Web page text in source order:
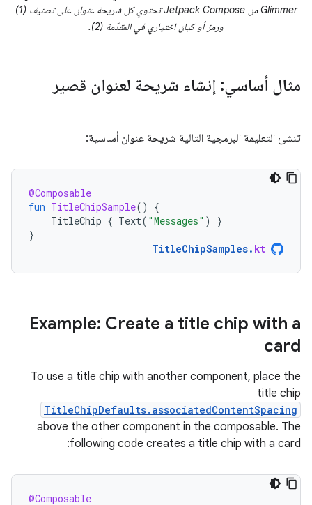
Glimmer من Jetpack Compose تحتوي كل شريحة عنوان على تصنيف (1)
ورمز أو كيان اختياري في المقدّمة (2).
مثال أساسي: إنشاء شريحة لعنوان قصير
تنشئ التعليمة البرمجية التالية شريحة عنوان أساسية:
@Composable
fun TitleChipSample()
{
TitleChip { Text( "Messages" )
}
}
TitleChipSamples. kt
Example: Create a title chip with a
card
To use a title chip with another component, place the
title chip
TitleChipDefaults.associatedContentSpacing
above the other component in the composable. The
following code creates a title chip with a card:
@Composable